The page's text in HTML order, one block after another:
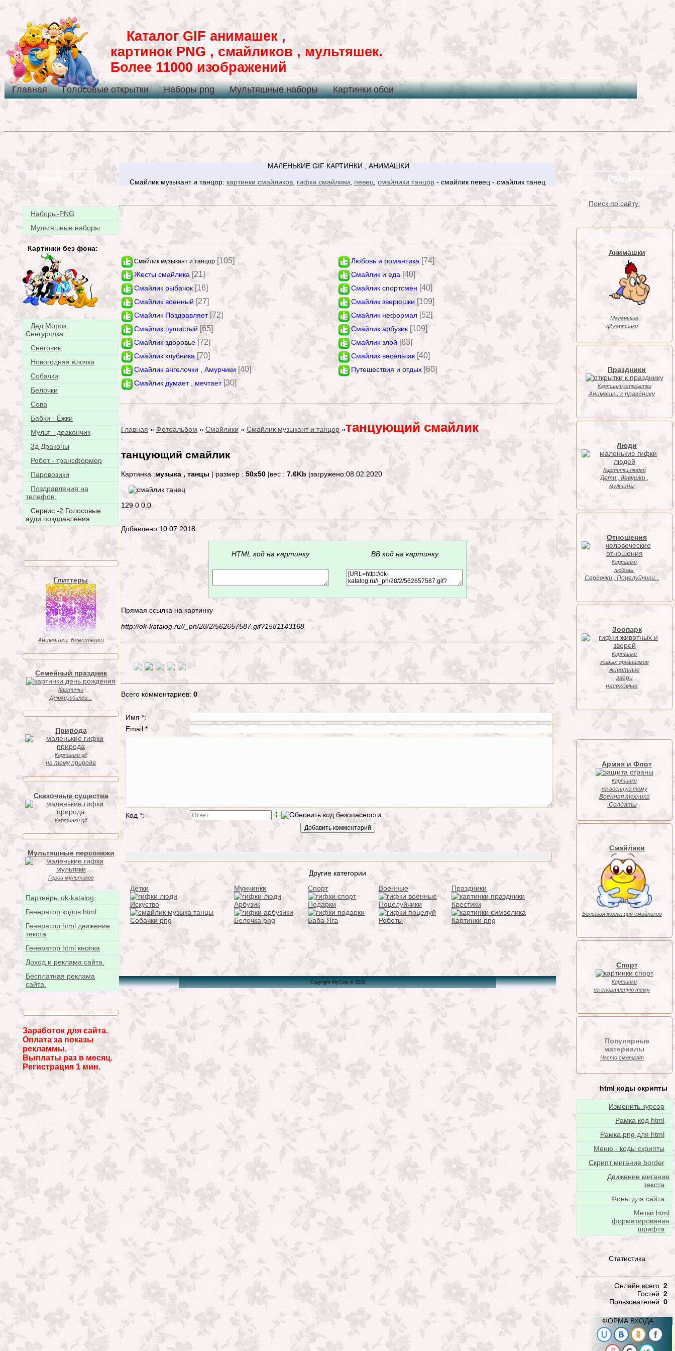
Каталог GIF анимашек ,
картинок PNG , смайликов , мультяшек.
Более 11000 изображений
Главная Голосовые открытки Наборы png Мультяшные наборы Картинки обои
Наборы-PNG
Мультяшные наборы
Картинки без фона:
Дед Мороз,
Снегурочка...
Снеговик
Новогодняя ёлочка
Собачки
Белочки
Сова
Бабки - Ёжки
Мульт - дракончик
3д Драконы
Робот - трансформер
Паровозики
Поздравления на
телефон.
Сервис -2 Голосовые
ауди поздравления
Глиттеры
Анимашки ,блестяшки
Семейный праздник
Картинки
Днюхи,юбилеи...
Природа
Картинки gif
на тему природа
Сказочные существа
Картинки gif
Мультяшные персонажи
Герои мультиков
Партнёры ok-katalog.
Генератор кодов html
Генератор html движение
текста
Генератор html кнопка
Доход и реклама сайта.
Бесплатная реклама
сайта.
Заработок для сайта.
Оплата за показы
рекламмы.
Выплаты раз в месяц.
Регистрация 1 мин.
МАЛЕНЬКИЕ GIF КАРТИНКИ , АНИМАШКИ
Смайлик музыкант и танцор: картинки смайликов гифки смайлики певец смайлики танцор - смайлик певец - смайлик танец
Смайлик музыкант и танцор [105] Любовь и романтика [74]
Жесты смайлика [21] Смайлик и еда [40]
Смайлик рыбачок [16] Смайлик спортсмен [40]
Смайлик военный [27] Смайлик зверюшки [109]
Смайлик Поздравляет [72] Смайлик неформал [52]
Смайлик пушистый [65] Смайлик арбузик [109]
Смайлик здоровье [72] Смайлик злой [63]
Смайлик клубника [70] Смайлик весельчак [40]
Смайлик ангелочки , Амурчики [40] Путешествия и отдых [60]
Смайлик думает , мечтает [30]
Главная » Фотоальбом » Смайлики » Смайлик музыкант и танцор »танцующий смайлик
танцующий смайлик
Картинка :музыка , танцы | размер : 50x50 |вес : 7.6Kb |загружено:08.02.2020
129 0 0.0
Добавлено 10.07.2018
HTML код на картинку BB код на картинку
Прямая ссылка на картинку
http://ok-katalog.ru//_ph/28/2/562657587.gif?1581143168
Всего комментариев: 0
Имя *:
Email *:
Код *:
Другие категории
Детки
Мужчинки Спорт Военные
Праздники
Искуство
Арбузик Подарки Поцелуйчики
Крестики
Собачки png
Белочка png Баба Яга Роботы Картинки png
Copyright MyCorp © 2020
Разделы
Поиск по сайту:
Анимашки
Маленькие
gif картинки
Праздники
Картинки,открытки
Анимашки к празднику
Люди
Картинки людей
Дети , девушки ,
мужчины
Отношения
Картинки
любовь,
Cердечки , Поцелуйчики...
Зоопарк
Картинки
живых организмов
животные
звери
насекомые
Армия и Флот
Картинки
на военную тему
Военная техника
,Солдаты
Смайлики
Большая коллекция смайликов
Спорт
Картинки
на спортивную тему
Популярные
материалы
Часто смотрят
html коды скрипты
Изменить курсор
Рамка код html
Рамка png для html
Меню - коды скрипты
Скрипт мигание border
Движение мигание
текста
Фоны для сайта
Метки html
форматирования
шрифта
Статистика
Онлайн всего: 2
Гостей: 2
Пользователей: 0
ФОРМА ВХОДА